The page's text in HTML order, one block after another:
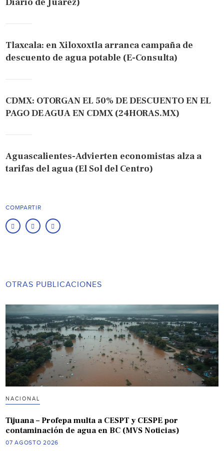
Tlaxcala: en Xiloxoxtla arranca campaña de
descuento de agua potable (E-Consulta)
CDMX: OTORGAN EL 50% DE DESCUENTO EN EL
PAGO DE AGUA EN CDMX (24HORAS.MX)
Aguascalientes-Advierten economistas alza a
tarifas del agua (El Sol del Centro)
COMPARTIR
OTRAS PUBLICACIONES
NACIONAL
Tijuana – Profepa multa a CESPT y CESPE por
contaminación de agua en BC (MVS Noticias)
07 AGOSTO 2026